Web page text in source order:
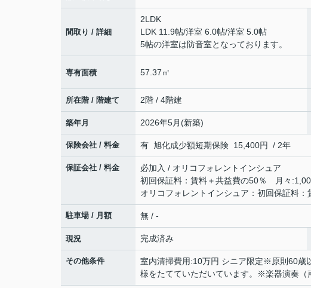
間取り / 詳細
2LDK
LDK 11.9帖/洋室 6.0帖/洋室 5.0帖
5帖の洋室は防音室となっております。
専有面積 57.37㎡
所在階 / 階建て 2階 / 4階建
築年月 2026年5月(新築)
保険会社 / 料金 有 旭化成少額短期保険 15,400円 / 2年
保証会社 / 料金
必加入 / オリコフォレントインシュア
初回保証料：賃料＋共益費の50％ 月々
オリコフォレントインシュア：初回保証料
駐車場 / 月額 無 / -
現況 完成済み
その他条件
室内清掃費用:10万円 シニア限定※原則60歳
様をたてていただいています。※楽器演奏（